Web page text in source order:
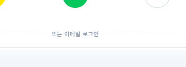
또는 이메일 로그인